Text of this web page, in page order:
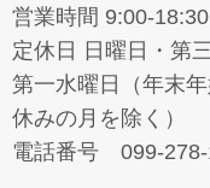
営業時間 9:00-18:30
定休日 日曜日・第
第一水曜日（年末
休みの月を除く）
電話番号 099-278-